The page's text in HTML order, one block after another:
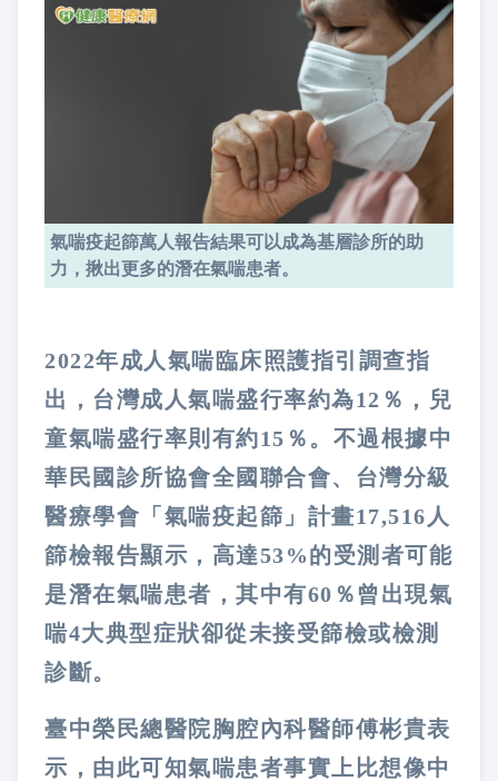
氣喘疫起篩萬人報告結果可以成為基層診所的助
力，揪出更多的潛在氣喘患者。
2022年成人氣喘臨床照護指引調查指
出，台灣成人氣喘盛行率約為12％，兒
童氣喘盛行率則有約15％。不過根據中
華民國診所協會全國聯合會、台灣分級
醫療學會「氣喘疫起篩」計畫17,516人
篩檢報告顯示，高達53%的受測者可能
是潛在氣喘患者，其中有60％曾出現氣
喘4大典型症狀卻從未接受篩檢或檢測
診斷。
臺中榮民總醫院胸腔內科醫師傅彬貴表
示，由此可知氣喘患者事實上比想像中